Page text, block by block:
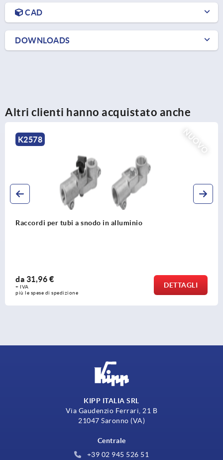
CAD
DOWNLOADS
Altri clienti hanno acquistato anche
NUOVO
DETTAGLI
Raccordi per tubi a snodo, plastica,
KIPP ITALIA SRL
Via Gaudenzio Ferrari, 21 B
21047 Saronno (VA)
Centrale
+39 02 945 526 51